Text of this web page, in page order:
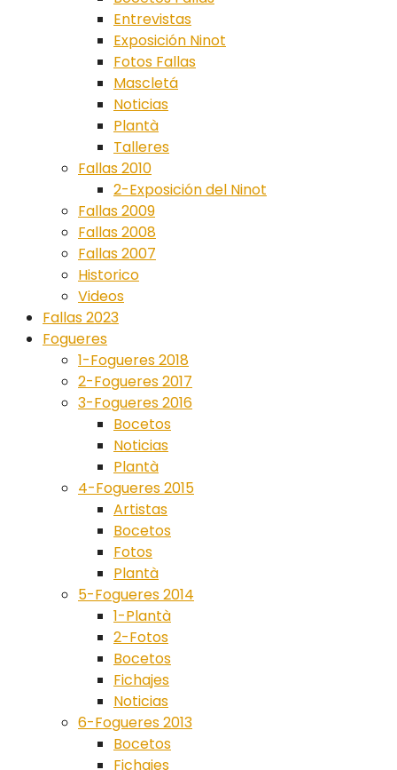
Entrevistas
Exposición Ninot
Fotos Fallas
Mascletá
Noticias
Plantà
Talleres
Fallas 2010
2-Exposición del Ninot
Fallas 2009
Fallas 2008
Fallas 2007
Historico
Videos
Fallas 2023
Fogueres
1-Fogueres 2018
2-Fogueres 2017
3-Fogueres 2016
Bocetos
Noticias
Plantà
4-Fogueres 2015
Artistas
Bocetos
Fotos
Plantà
5-Fogueres 2014
1-Plantà
2-Fotos
Bocetos
Fichajes
Noticias
6-Fogueres 2013
Bocetos
Fichajes